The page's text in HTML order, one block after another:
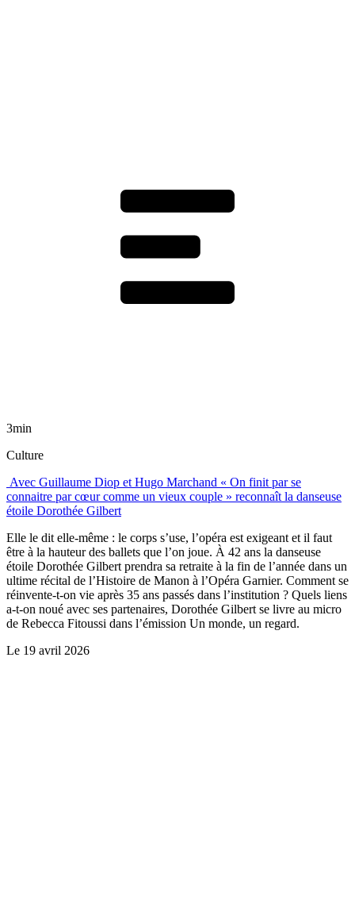
3min
Culture
Avec Guillaume Diop et Hugo Marchand « On finit par se
connaitre par cœur comme un vieux couple » reconnaît la danseuse
étoile Dorothée Gilbert
Elle le dit elle-même : le corps s’use, l’opéra est exigeant et il faut
être à la hauteur des ballets que l’on joue. À 42 ans la danseuse
étoile Dorothée Gilbert prendra sa retraite à la fin de l’année dans un
ultime récital de l’Histoire de Manon à l’Opéra Garnier. Comment se
réinvente-t-on vie après 35 ans passés dans l’institution ? Quels liens
a-t-on noué avec ses partenaires, Dorothée Gilbert se livre au micro
de Rebecca Fitoussi dans l’émission Un monde, un regard.
Le 19 avril 2026